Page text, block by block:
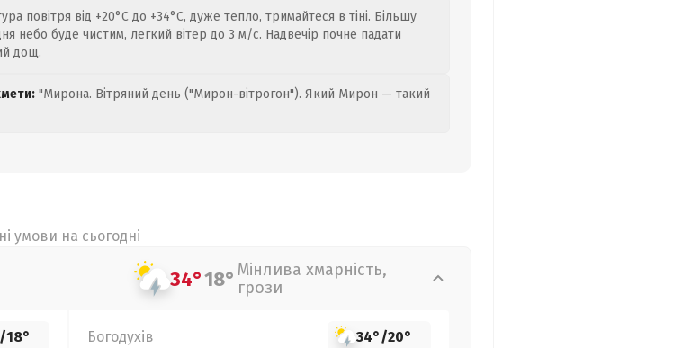
повітря від +20°C до +34°C, дуже тепло, тримайтеся в тіні. Більшу
небо буде чистим, легкий вітер до 3 м/с. Надвечір почне падати
дощ.
"Мирона. Вітряний день ("Мирон-вітрогон"). Який Мирон — такий
умови на сьогодні
34°18° Мінлива хмарність,
грози
/18° Богодухів 34°/20°